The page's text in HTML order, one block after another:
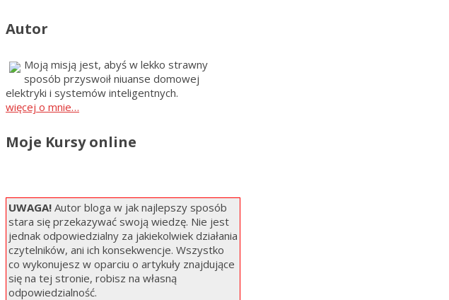
Autor
Moją misją jest, abyś w lekko strawny
sposób przyswoił niuanse domowej
elektryki i systemów inteligentnych.
więcej o mnie…
Moje Kursy online
UWAGA! Autor bloga w jak najlepszy sposób
stara się przekazywać swoją wiedzę. Nie jest
jednak odpowiedzialny za jakiekolwiek działania
czytelników, ani ich konsekwencje. Wszystko
co wykonujesz w oparciu o artykuły znajdujące
się na tej stronie, robisz na własną
odpowiedzialność.